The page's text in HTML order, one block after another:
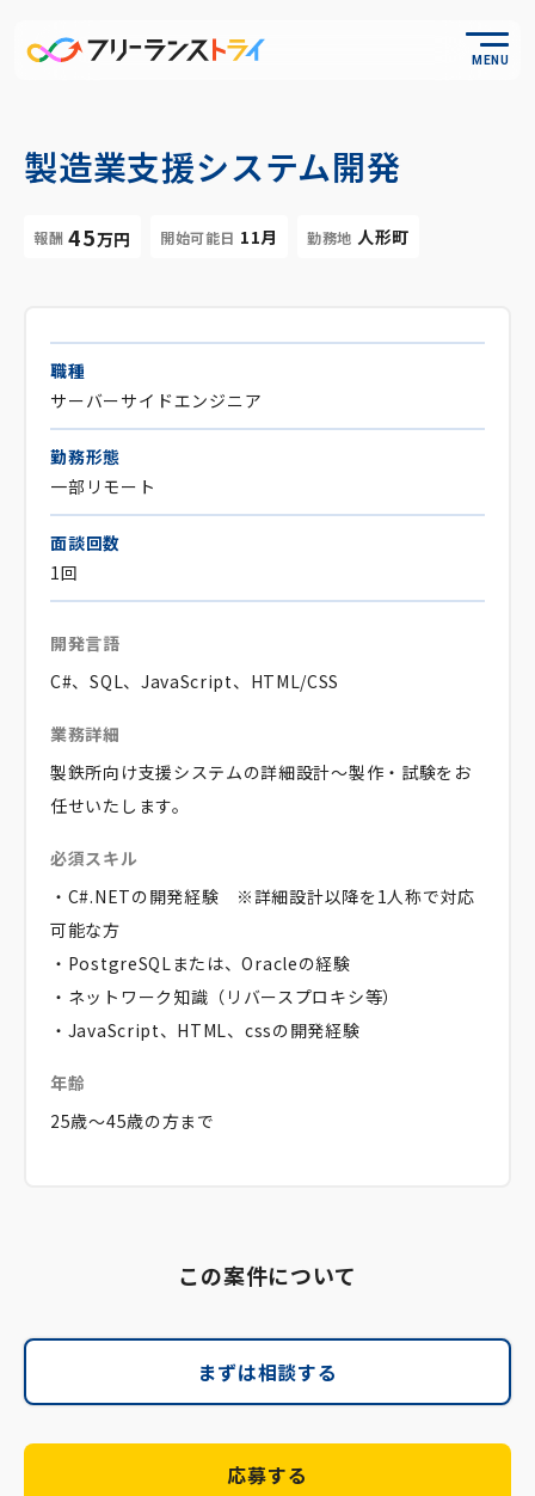
MENU
製造業支援システム開発
報酬 45万円 開始可能日 11月 勤務地 人形町
職種
サーバーサイドエンジニア
勤務形態
一部リモート
面談回数
1回
開発言語
C#、SQL、JavaScript、HTML/CSS
業務詳細
製鉄所向け支援システムの詳細設計～製作・試験をお
任せいたします。
必須スキル
・C#.NETの開発経験 ※詳細設計以降を1人称で対応
可能な方
・PostgreSQLまたは、Oracleの経験
・ネットワーク知識（リバースプロキシ等）
・JavaScript、HTML、cssの開発経験
年齢
25歳～45歳の方まで
この案件について
まずは相談する
応募する